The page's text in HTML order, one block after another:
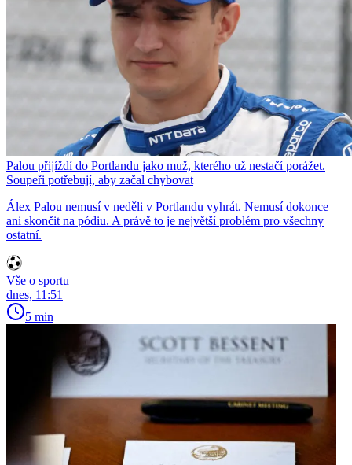
Palou přijíždí do Portlandu jako muž, kterého už nestačí porážet.
Soupeři potřebují, aby začal chybovat
Álex Palou nemusí v neděli v Portlandu vyhrát. Nemusí dokonce
ani skončit na pódiu. A právě to je největší problém pro všechny
ostatní.
Vše o sportu
dnes, 11:51
5 min